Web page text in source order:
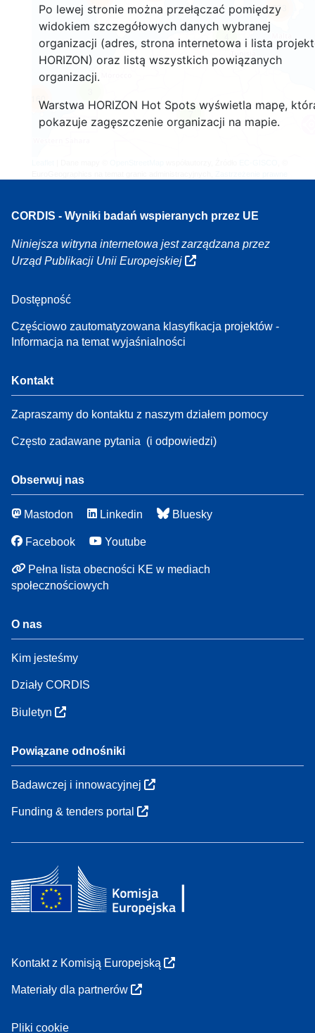
Po lewej stronie można przełączać pomiędzy
widokiem szczegółowych danych wybranej
organizacji (adres, strona internetowa i lista
HORIZON) oraz listą wszystkich powiązanych
organizacji.
Warstwa HORIZON Hot Spots wyświetla mapę,
pokazuje zagęszczenie organizacji na mapie.
160
893
7
CORDIS - Wyniki badań wspieranych przez UE
Niniejsza witryna internetowa jest zarządzana przez
Urząd Publikacji Unii Europejskiej
Dostępność
Częściowo zautomatyzowana klasyfikacja projektów -
Informacja na temat wyjaśnialności
Kontakt
Zapraszamy do kontaktu z naszym działem pomocy
Często zadawane pytania (i odpowiedzi)
Obserwuj nas
Mastodon Linkedin Bluesky
Facebook Youtube
Pełna lista obecności KE w mediach
społecznościowych
O nas
Kim jesteśmy
Działy CORDIS
Biuletyn
Powiązane odnośniki
Badawczej i innowacyjnej
Funding & tenders portal
Kontakt z Komisją Europejską
Materiały dla partnerów
Pliki cookie